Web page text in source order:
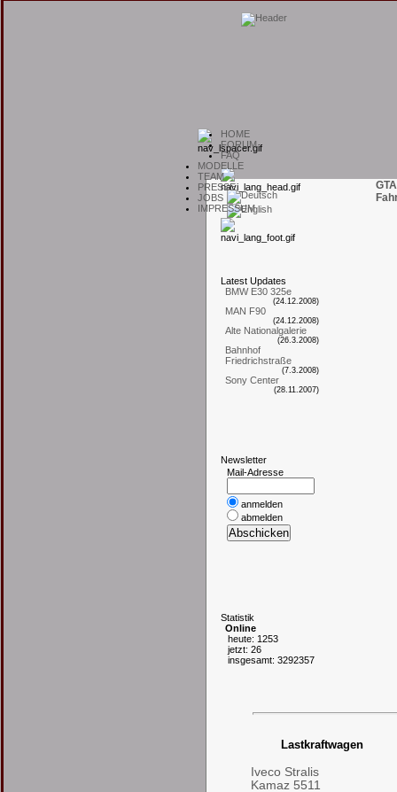
HOME
FORUM
FAQ
MODELLE
TEAM
PRESSE
JOBS
IMPRESSUM
L atest Updates
BMW E30 325e
(24.12.2008)
MAN F90
(24.12.2008)
Alte Nationalgalerie
(26.3.2008)
Bahnhof
Friedrichstraße
(7.3.2008)
Sony Center
(28.11.2007)
Newsletter
Mail-Adresse
anmelden
abmelden
Statistik
Online
heute: 1253
jetzt: 26
insgesamt: 3292357
Lastkraftwagen
Iveco Stralis
Kamaz 5511